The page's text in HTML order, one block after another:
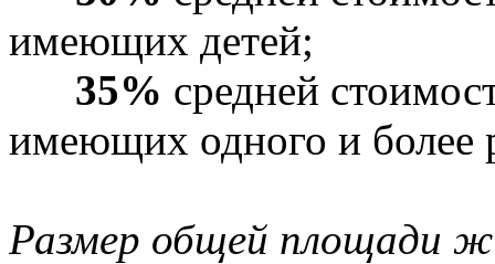
имеющих детей;
35% средней
имеющих одного и более
Размер общей площади